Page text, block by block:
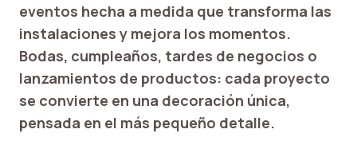
eventos hecha a medida que transforma las
instalaciones y mejora los momentos.
Bodas, cumpleaños, tardes de negocios o
lanzamientos de productos: cada proyecto
se convierte en una decoración única,
pensada en el más pequeño detalle.